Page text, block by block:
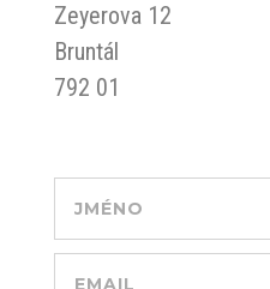
Zeyerova 12
Bruntál
792 01